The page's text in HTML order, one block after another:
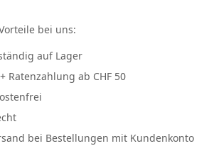
bei uns:
auf Lager
Ratenzahlung ab CHF 50
bei Bestellungen mit Kundenkonto